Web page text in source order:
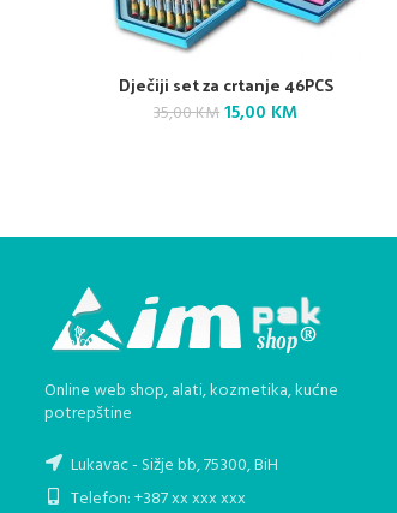
Dječiji set za crtanje 46PCS
35,00KMOriginal
15,00 KMCurrent
Online web shop, alati, kozmetika, kućne
potrepštine
Lukavac - Sižje bb, 75300, BiH
Telefon: +387 xx xxx xxx